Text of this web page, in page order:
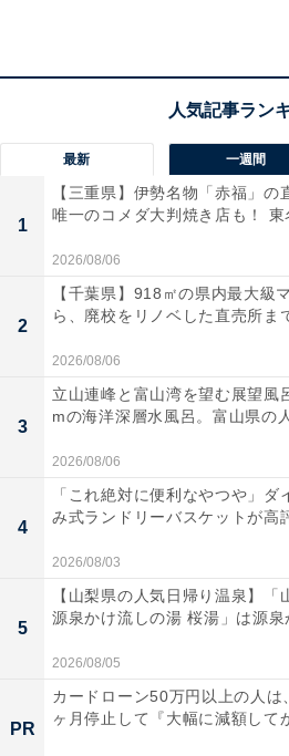
お料理もとても満足のいくもの
っています。大スケールの温泉
すすめの宿です。
楽天トラベルの「5と0のつ
は？
楽天トラベルでは、毎月5日・
日・30日に特別キャンペーンを
ー＆予約をすると、宿泊料金が
最新 一週間
1
【三重県】伊勢名物「赤福」の
唯一のコメダ大判焼き店も！ 東
2026/08/06
2
【千葉県】918㎡の県内最大級
ら、廃校をリノベした直売所ま
2026/08/06
3
立山連峰と富山湾を望む展望風
mの海洋深層水風呂。富山県の
2026/08/06
4
「これ絶対に便利なやつや」ダ
み式ランドリーバスケットが高
2026/08/03
5
【山梨県の人気日帰り温泉】「
源泉かけ流しの湯 桜湯」は源泉
2026/08/05
PR
カードローン50万円以上の人は
ヶ月停止して『大幅に減額して